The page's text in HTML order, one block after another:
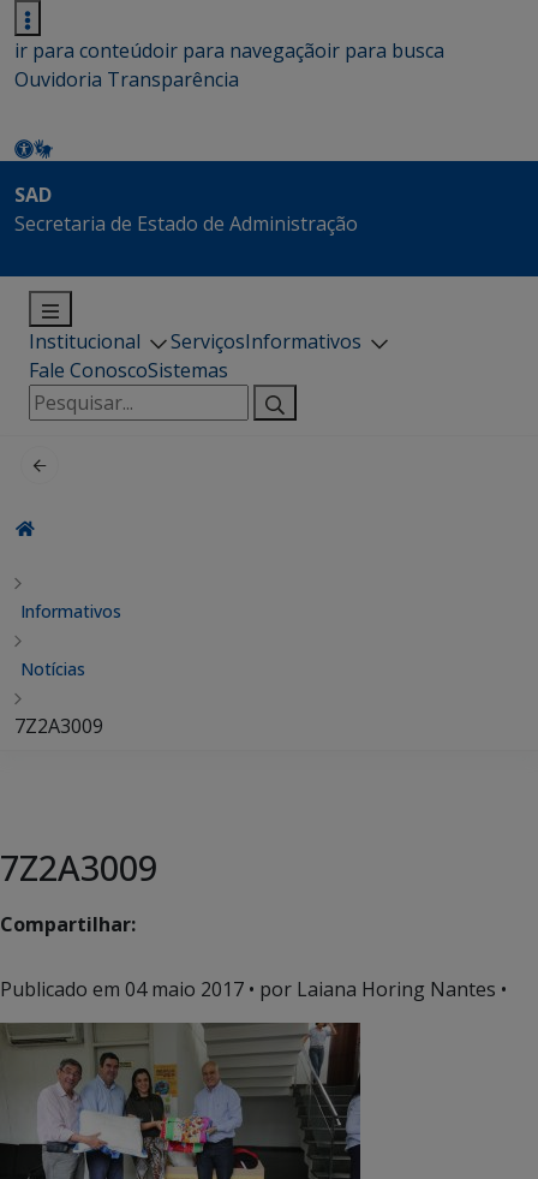
ir para conteúdoir para navegaçãoir para busca
Ouvidoria Transparência
SAD
Secretaria de Estado de Administração
Institucional ServiçosInformativos
Fale ConoscoSistemas
Pesquisar
por:
Informativos
Notícias
7Z2A3009
7Z2A3009
Compartilhar:
Publicado em 04 maio 2017 • por Laiana Horing Nantes •